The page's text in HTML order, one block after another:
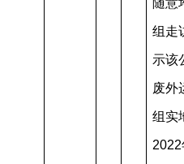
随意
组走
示该
废外
组实